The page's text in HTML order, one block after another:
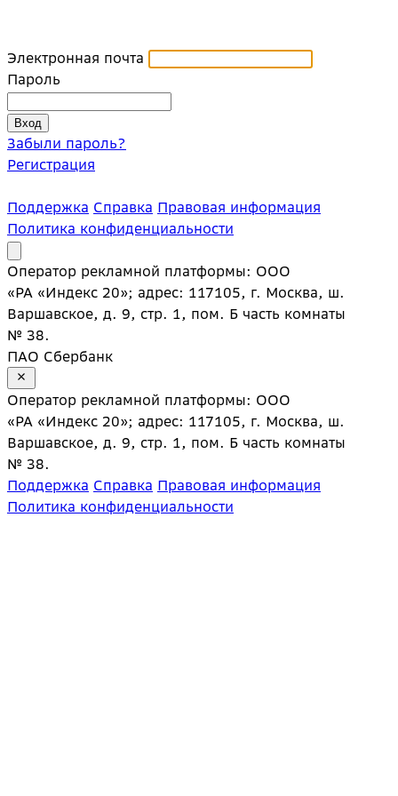
Электронная почта
Пароль
Забыли пароль?
Регистрация
Поддержка Справка Правовая информация
Политика конфиденциальности
Оператор рекламной платформы: ООО
«РА «Индекс 20»; адрес: 117105, г. Москва, ш.
Варшавское, д. 9, стр. 1, пом. Б часть комнаты
№ 38.
ПАО Сбербанк
Оператор рекламной платформы: ООО
«РА «Индекс 20»; адрес: 117105, г. Москва, ш.
Варшавское, д. 9, стр. 1, пом. Б часть комнаты
№ 38.
Поддержка Справка Правовая информация
Политика конфиденциальности